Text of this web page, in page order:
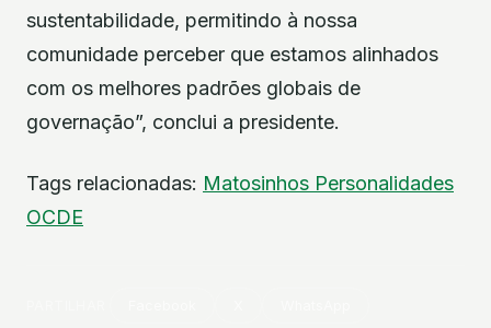
sustentabilidade, permitindo à nossa
comunidade perceber que estamos alinhados
com os melhores padrões globais de
governação”, conclui a presidente.
Tags relacionadas: Matosinhos Personalidades
OCDE